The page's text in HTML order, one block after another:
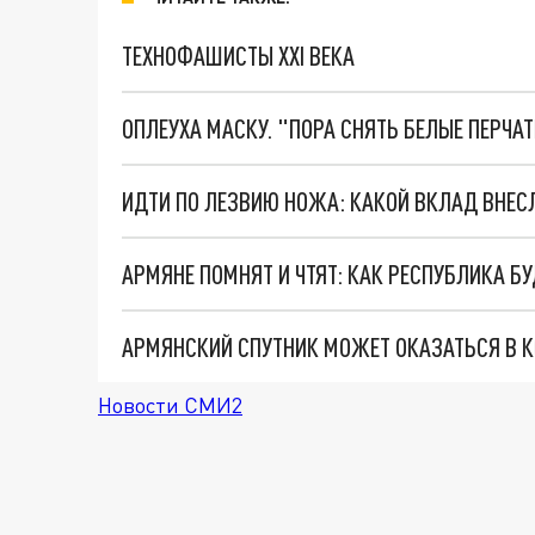
ТЕХНОФАШИСТЫ XXI ВЕКА
ОПЛЕУХА МАСКУ. "ПОРА СНЯТЬ БЕЛЫЕ
АРМЯНЕ ПОМНЯТ И ЧТЯТ: КАК РЕСПУБЛИКА
АРМЯНСКИЙ СПУТНИК МОЖЕТ ОКАЗАТЬСЯ В
Новости СМИ2